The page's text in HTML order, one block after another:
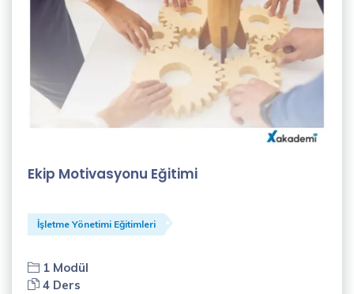
Algül
(4)
Said
Ekip Motivasyonu Eğitimi
İşletme Yönetimi Eğitimleri
1 Modül
4 Ders